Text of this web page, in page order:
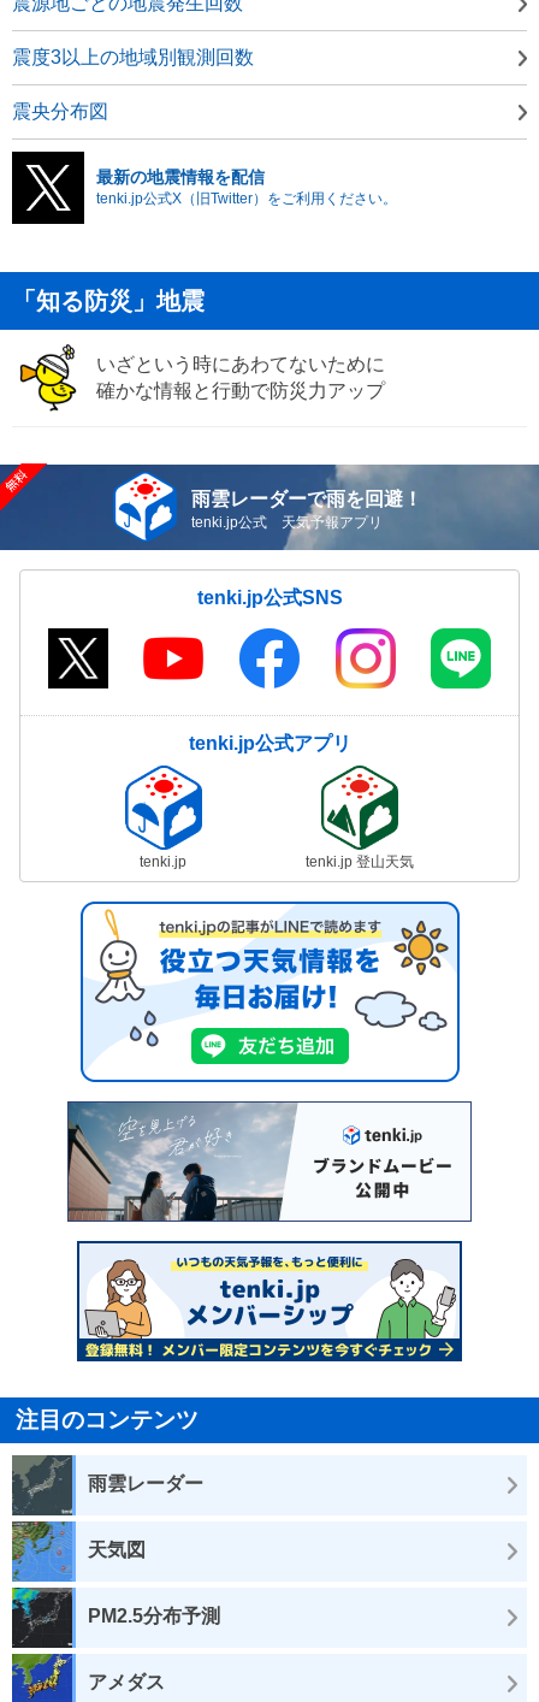
震度3以上の地域別観測回数
震央分布図
最新の地震情報を配信
tenki.jp公式X（旧Twitter）をご利用ください。
「知る防災」地震
いざという時にあわてないために
確かな情報と行動で防災力アップ
雨雲レーダーで雨を回避！
tenki.jp公式 天気予報アプリ
tenki.jp公式SNS
tenki.jp公式アプリ
tenki.jp tenki.jp 登山天気
注目のコンテンツ
雨雲レーダー
天気図
PM2.5分布予測
アメダス